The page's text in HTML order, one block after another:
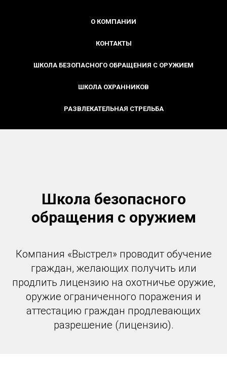
О КОМПАНИИ
КОНТАКТЫ
ШКОЛА БЕЗОПАСНОГО ОБРАЩЕНИЯ С ОРУЖИЕМ
ШКОЛА ОХРАННИКОВ
РАЗВЛЕКАТЕЛЬНАЯ СТРЕЛЬБА
Школа безопасного
обращения с оружием
Компания «Выстрел» проводит обучение
граждан, желающих получить или
продлить лицензию на охотничье оружие,
оружие ограниченного поражения и
аттестацию граждан продлевающих
разрешение (лицензию).